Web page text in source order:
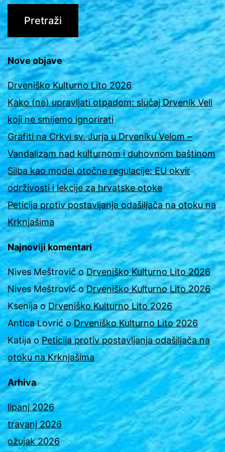
Nove objave
Drveniško Kulturno Lito 2026
Kako (ne) upravljati otpadom: slučaj Drvenik Veli
koji ne smijemo ignorirati
Grafiti na Crkvi sv. Jurja u Drveniku Velom –
Vandalizam nad kulturnom i duhovnom baštinom
Silba kao model otočne regulacije: EU okvir
održivosti i lekcije za hrvatske otoke
Peticija protiv postavljanja odašiljača na otoku na
Krknjašima
Najnoviji komentari
Nives Meštrovićo Drveniško Kulturno Lito 2026
Nives MeštrovićoDrveniško Kulturno Lito 2026
Ksenija oDrveniško Kulturno Lito 2026
Antica LovrićoDrveniško Kulturno Lito 2026
Katijao Peticija protiv postavljanja odašiljača na
otoku na Krknjašima
Arhiva
lipanj 2026
travanj 2026
ožujak 2026